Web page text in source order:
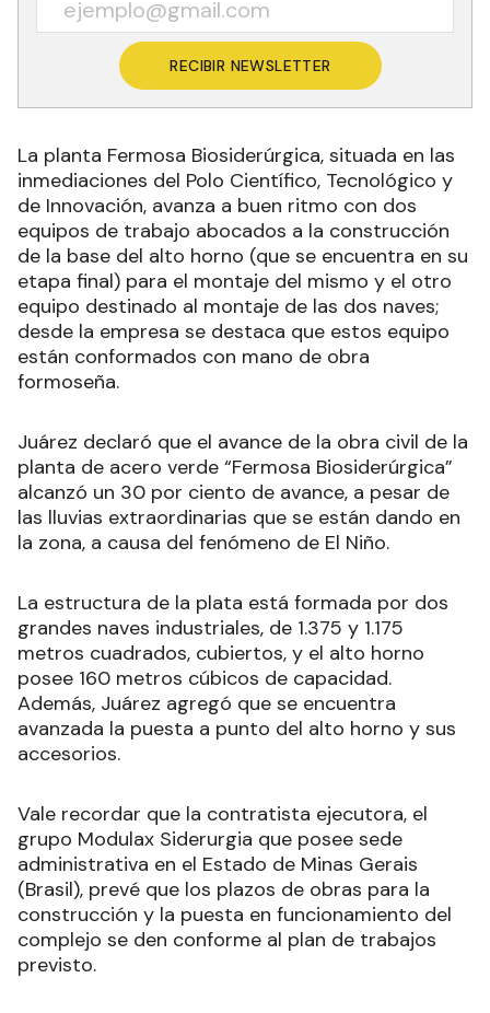
RECIBIR NEWSLETTER
La planta Fermosa Biosiderúrgica, situada en las
inmediaciones del Polo Científico, Tecnológico y
de Innovación, avanza a buen ritmo con dos
equipos de trabajo abocados a la construcción
de la base del alto horno (que se encuentra en su
etapa final) para el montaje del mismo y el otro
equipo destinado al montaje de las dos naves;
desde la empresa se destaca que estos equipo
están conformados con mano de obra
formoseña.
Juárez declaró que el avance de la obra civil de la
planta de acero verde “Fermosa Biosiderúrgica”
alcanzó un 30 por ciento de avance, a pesar de
las lluvias extraordinarias que se están dando en
la zona, a causa del fenómeno de El Niño.
La estructura de la plata está formada por dos
grandes naves industriales, de 1.375 y 1.175
metros cuadrados, cubiertos, y el alto horno
posee 160 metros cúbicos de capacidad.
Además, Juárez agregó que se encuentra
avanzada la puesta a punto del alto horno y sus
accesorios.
Vale recordar que la contratista ejecutora, el
grupo Modulax Siderurgia que posee sede
administrativa en el Estado de Minas Gerais
(Brasil), prevé que los plazos de obras para la
construcción y la puesta en funcionamiento del
complejo se den conforme al plan de trabajos
previsto.